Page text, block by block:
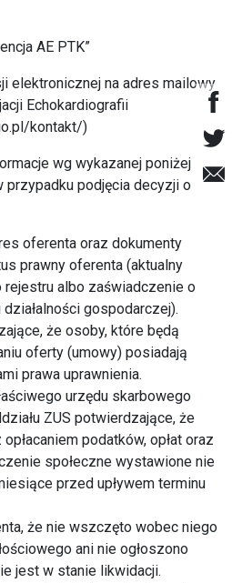
AE PTK”
elektronicznej na adres mailowy
Echokardiografii
kontakt/)
wg wykazanej poniżej
przypadku podjęcia decyzji o
oferenta oraz dokumenty
prawny oferenta (aktualny
rejestru albo zaświadczenie o
gospodarczej).
że osoby, które będą
oferty (umowy) posiadają
prawa uprawnienia.
urzędu skarbowego
ZUS potwierdzające, że
podatków, opłat oraz
społeczne wystawione nie
przed upływem terminu
że nie wszczęto wobec niego
ani nie ogłoszono
jest w stanie likwidacji.